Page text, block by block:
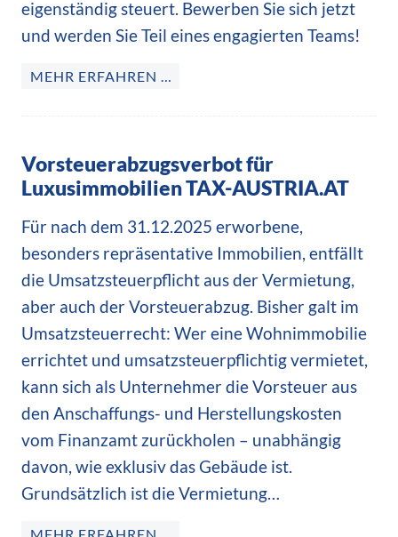
eigenständig steuert. Bewerben Sie sich jetzt
und werden Sie Teil eines engagierten Teams!
MEHR ERFAHREN …
Vorsteuerabzugsverbot für
Luxusimmobilien TAX-AUSTRIA.AT
Für nach dem 31.12.2025 erworbene,
besonders repräsentative Immobilien, entfällt
die Umsatzsteuerpflicht aus der Vermietung,
aber auch der Vorsteuerabzug. Bisher galt im
Umsatzsteuerrecht: Wer eine Wohnimmobilie
errichtet und umsatzsteuerpflichtig vermietet,
kann sich als Unternehmer die Vorsteuer aus
den Anschaffungs- und Herstellungskosten
vom Finanzamt zurückholen – unabhängig
davon, wie exklusiv das Gebäude ist.
Grundsätzlich ist die Vermietung…